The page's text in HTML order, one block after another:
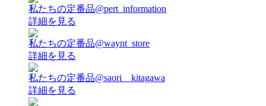
私たちの定番品@pert_information
詳細を見る
私たちの定番品@waynt_store
詳細を見る
私たちの定番品@saori__kitagawa
詳細を見る